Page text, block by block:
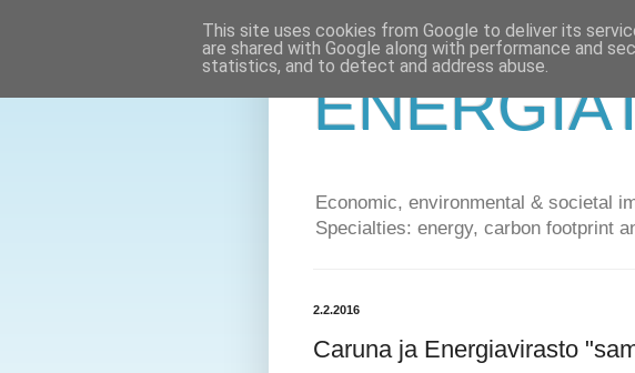
Economic, environmental & societal
Specialties: energy, carbon footprint
2.2.2016
Caruna ja Energiavirasto
This site uses cookies from Google to deliver its
are shared with Google along with performance and
statistics, and to detect and address abuse.